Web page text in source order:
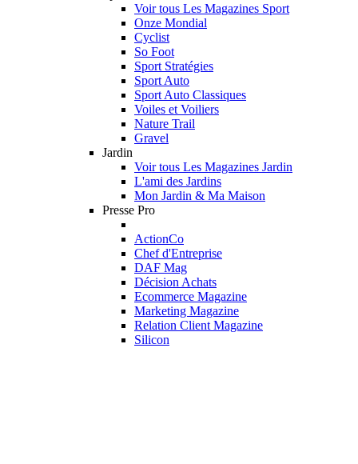
Voir tous Les Magazines Sport
Onze Mondial
Cyclist
So Foot
Sport Stratégies
Sport Auto
Sport Auto Classiques
Voiles et Voiliers
Nature Trail
Gravel
Jardin
Voir tous Les Magazines Jardin
L'ami des Jardins
Mon Jardin & Ma Maison
Presse Pro
ActionCo
Chef d'Entreprise
DAF Mag
Décision Achats
Ecommerce Magazine
Marketing Magazine
Relation Client Magazine
Silicon